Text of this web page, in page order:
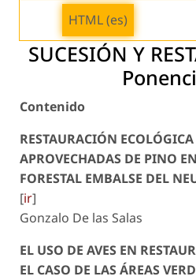
HTML (es)
SUCESIÓN Y
Contenido
RESTAURACIÓN
APROVECHADAS DE PINO
FORESTAL EMBALSE DEL
[ir]
Gonzalo De las Salas
EL USO DE AVES EN
EL CASO DE LAS ÁREAS